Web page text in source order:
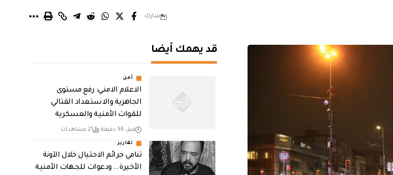
شارك
قد يهمك أيضا
أمن
الاعلام الامني: رفع مستوى
الجاهزية والاستعداد القتالي
للقوات الأمنية والعسكرية
قبل 56 دقيقة 21 مشاهدات
تقارير
تنامي جرائم الاحتيال خلال الآونة
الأخيرة .. ودعوات للجهات الأمنية